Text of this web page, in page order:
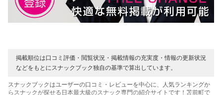
掲載順位は口コミ評価・閲覧状況・掲載情報の充実度・情報の更新状況
などをもとにスナックブック独自の基準で算出しています。
スナックブックはユーザーの口コミ・レビューを中心に、人気ランキングか
らスナックが探せる日本最大級のスナック専門の紹介サイトです！苫前町で